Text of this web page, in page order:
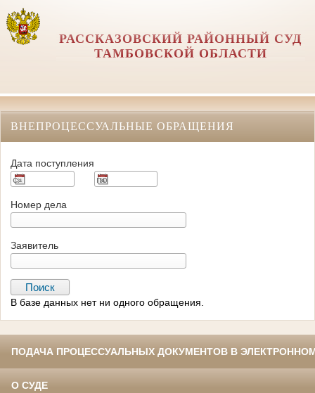
РАССКАЗОВСКИЙ РАЙОННЫЙ СУД
ТАМБОВСКОЙ ОБЛАСТИ
ВНЕПРОЦЕССУАЛЬНЫЕ ОБРАЩЕНИЯ
Дата поступления
Номер дела
Заявитель
В базе данных нет ни одного обращения.
ПОДАЧА ПРОЦЕССУАЛЬНЫХ ДОКУМЕНТОВ В
О СУДЕ